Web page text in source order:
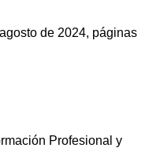
de 2024, páginas
Profesional y